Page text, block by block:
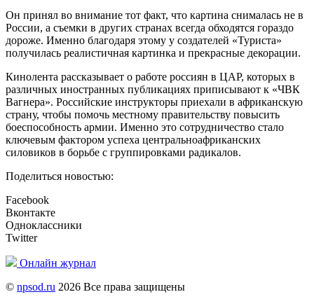
Он принял во внимание тот факт, что картина снималась не в
России, а съемки в других странах всегда обходятся гораздо
дороже. Именно благодаря этому у создателей «Туриста»
получилась реалистичная картинка и прекрасные декорации.
Кинолента рассказывает о работе россиян в ЦАР, которых в
различных иностранных публикациях приписывают к «ЧВК
Вагнера». Российские инструкторы приехали в африканскую
страну, чтобы помочь местному правительству повысить
боеспособность армии. Именно это сотрудничество стало
ключевым фактором успеха центральноафриканских
силовиков в борьбе с группировками радикалов.
Поделиться новостью:
Facebook
Вконтакте
Одноклассники
Twitter
Онлайн журнал
© npsod.ru 2026 Все права защищены